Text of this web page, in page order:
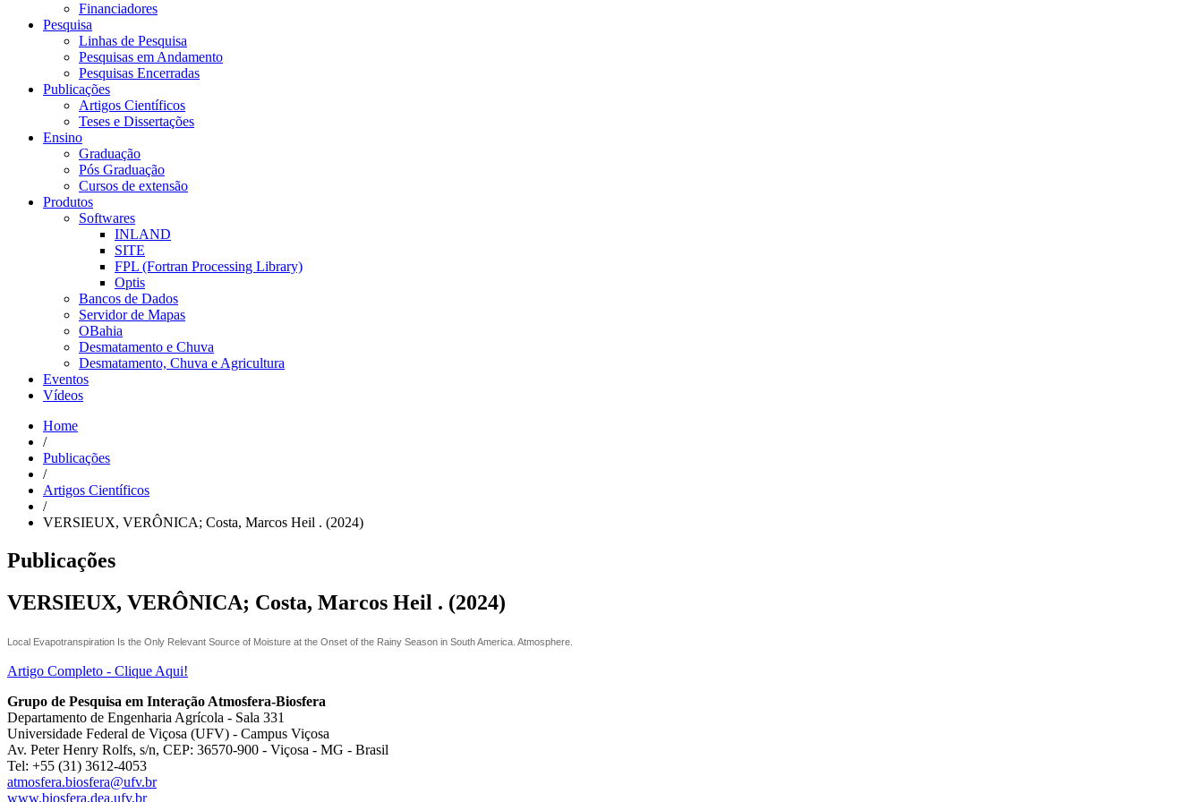
Financiadores
Pesquisa
Linhas de Pesquisa
Pesquisas em Andamento
Pesquisas Encerradas
Publicações
Artigos Científicos
Teses e Dissertações
Ensino
Graduação
Pós Graduação
Cursos de extensão
Produtos
Softwares
INLAND
SITE
FPL (Fortran Processing Library)
Optis
Bancos de Dados
Servidor de Mapas
OBahia
Desmatamento e Chuva
Desmatamento, Chuva e Agricultura
Eventos
Vídeos
Home
/
Publicações
/
Artigos Científicos
/
VERSIEUX, VERÔNICA; Costa, Marcos Heil . (2024)
Publicações
VERSIEUX, VERÔNICA; Costa, Marcos Heil . (2024)
Local Evapotranspiration Is the Only Relevant Source of Moisture at the Onset of the Rainy Season in South America. Atmosphere.
Artigo Completo - Clique Aqui!
Grupo de Pesquisa em Interação Atmosfera-Biosfera
Departamento de Engenharia Agrícola - Sala 331
Universidade Federal de Viçosa (UFV) - Campus Viçosa
Av. Peter Henry Rolfs, s/n, CEP: 36570-900 - Viçosa - MG - Brasil
Tel: +55 (31) 3612-4053
atmosfera.biosfera@ufv.br
www.biosfera.dea.ufv.br